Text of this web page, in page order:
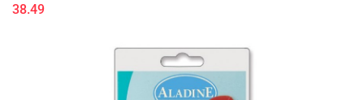
38.49